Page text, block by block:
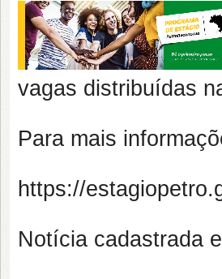
vagas distribuídas
Para mais
https://
Notícia cadastrada